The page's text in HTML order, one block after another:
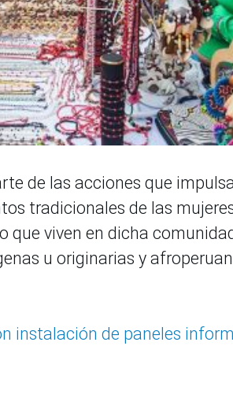
de las acciones que
tradicionales de las
que viven en dicha
u originarias y
instalación de paneles